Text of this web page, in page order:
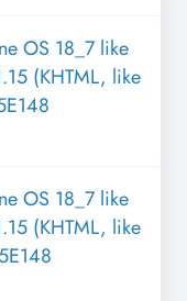
OS 18_7 like
(KHTML, like
OS 18_7 like
(KHTML, like